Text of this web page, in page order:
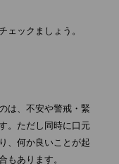
ェックましょう。
は、不安や警戒・緊
。ただし同時に口元
、何か良いことが起
もあります。